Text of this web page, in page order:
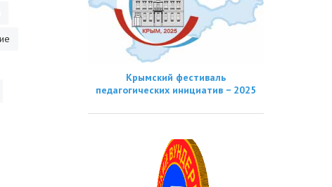
Крымский фестиваль
педагогических инициатив − 2025